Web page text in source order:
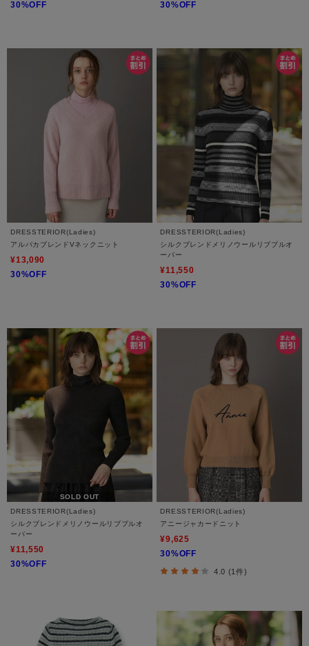
30%OFF
30%OFF
DRESSTERIOR(Ladies)
アルパカブレンドVネックニット
¥13,090
30%OFF
DRESSTERIOR(Ladies)
シルクブレンドメリノウールリブプルオ
ーバー
¥11,550
30%OFF
SOLD OUT
DRESSTERIOR(Ladies)
シルクブレンドメリノウールリブプルオ
ーバー
¥11,550
30%OFF
DRESSTERIOR(Ladies)
アニージャカードニット
¥9,625
30%OFF
4.0 (1件)